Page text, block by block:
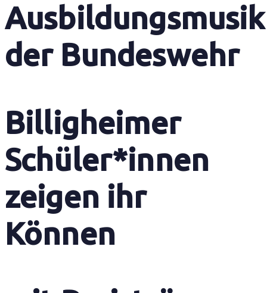
der Bundeswehr
Billigheimer
Schüler*innen
zeigen ihr
Können